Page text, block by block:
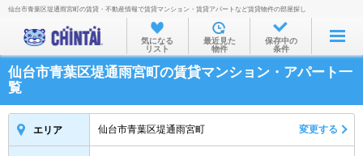
お部屋を探す
沿線・駅から
住所から
家賃相場から
仙台市青葉区堤通雨宮町の賃貸・不動産情報で賃貸マンション・賃貸アパートなど賃貸物件の部屋探し
気になる
リスト
最近見た
物件
保存中の
条件
仙台市青葉区堤通雨宮町の賃貸マンション・アパート一
覧
エリア 仙台市青葉区堤通雨宮町 変更する